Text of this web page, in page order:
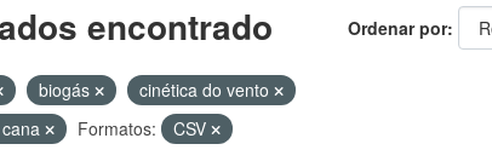
Ordenar por
encontrado
biogás
cinética do vento
Formatos: CSV